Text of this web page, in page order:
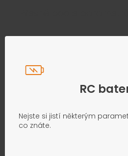
RC
Nejste si jistí některým
co znáte.